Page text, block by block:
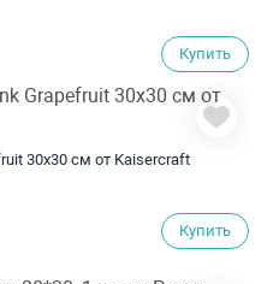
Купить
30х30 см от Kaisercraft
Купить